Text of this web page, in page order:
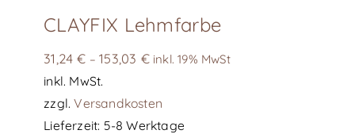
CLAYFIX Lehmfarbe
31,24€ –153,03 € inkl. 19% MwSt
inkl. MwSt.
zzgl.Versandkosten
Lieferzeit: 5-8 Werktage